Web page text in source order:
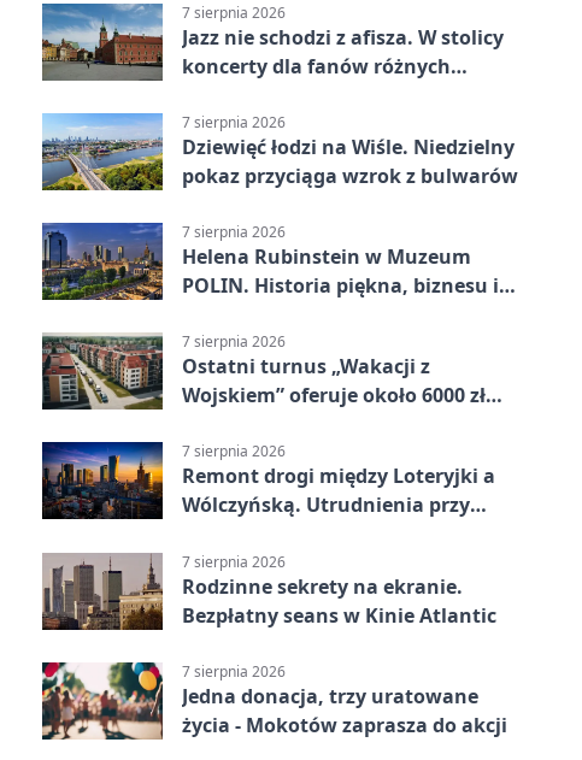
7 sierpnia 2026
Jazz nie schodzi z afisza. W stolicy
koncerty dla fanów różnych
7 sierpnia 2026
Dziewięć łodzi na Wiśle. Niedzielny
pokaz przyciąga wzrok z bulwarów
7 sierpnia 2026
Helena Rubinstein w Muzeum
POLIN. Historia piękna, biznesu i
7 sierpnia 2026
Ostatni turnus „Wakacji z
Wojskiem” oferuje około 6000 zł
7 sierpnia 2026
Remont drogi między Loteryjki a
Wólczyńską. Utrudnienia przy
7 sierpnia 2026
Rodzinne sekrety na ekranie.
Bezpłatny seans w Kinie Atlantic
7 sierpnia 2026
Jedna donacja, trzy uratowane
życia - Mokotów zaprasza do akcji